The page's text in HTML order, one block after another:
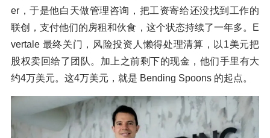
er，于是他白天做管理咨询，把工资寄给还没找到工作的
联创，支付他们的房租和伙食，这个状态持续了一年多。E
vertale 最终关门，风险投资人懒得处理清算，以1美元把
股权卖回给了团队。加上之前剩下的现金，他们手里有大
约4万美元。这4万美元，就是 Bending Spoons 的起点。